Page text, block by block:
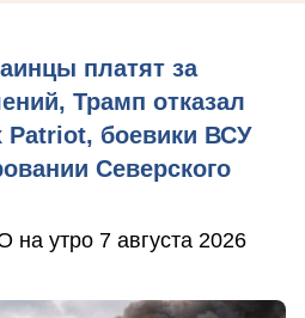
платят за
Трамп отказал
Patriot, боевики ВСУ
Северского
утро 7 августа 2026